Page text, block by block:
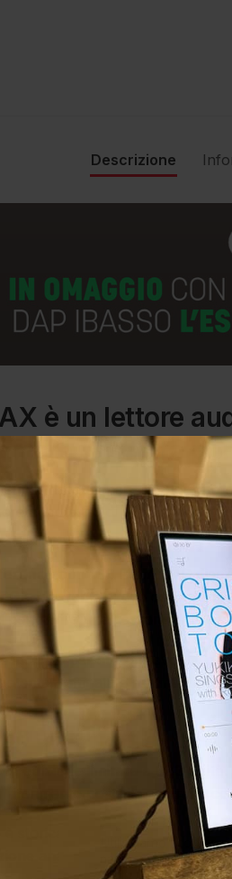
Descrizione
è un lettore
l’ascolto
super flagship pensato per chi
potenza di pilotaggio
con 160 PWM-DAC
Master 3.0, due oscillatori
per offrire una gestione del
indicato per audiofili evoluti,
raffinata e realmente
unità
in edizione limitata a 688 unità
portatile costruito
storicamente dedicata ai
analogica e qualità
Utilizziamo i cookie
navigazione.
l'utilizzo degli stessi.